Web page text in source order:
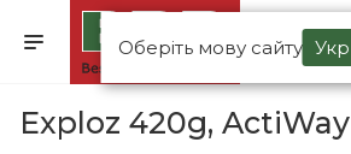
Оберіть мову сайту Укр
Exploz 420g, ActiWay